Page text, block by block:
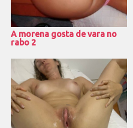
A morena gosta de vara no
rabo 2